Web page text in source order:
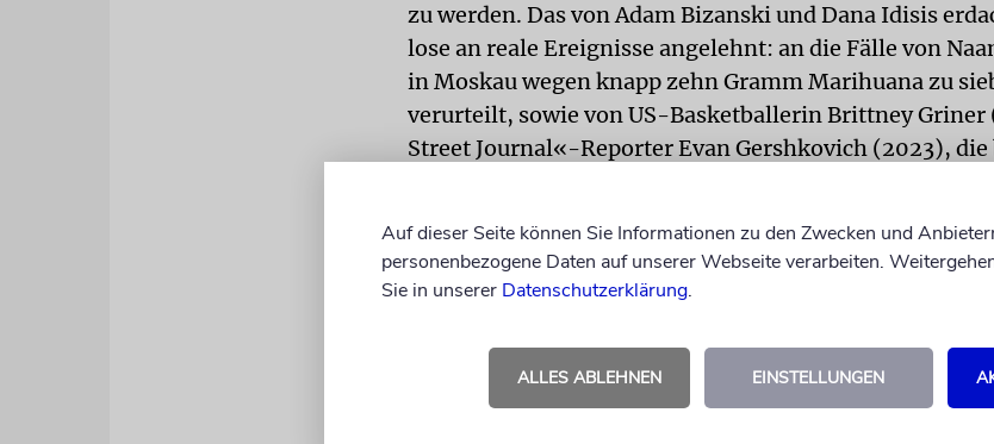
zu werden. Das von Adam Bizanski und Dana Idisis
lose an reale Ereignisse angelehnt: an die Fälle von
in Moskau wegen knapp zehn Gramm Marihuana zu
verurteilt, sowie von US-Basketballerin Brittney Griner
Street Journal«-Reporter Evan Gershkovich (2023), die
»Keshet International« aus Israel hat die Serie
Produziert wurdeUnconditional
Homeland lieferte und in jüngster Zeit unter
(über die Anne-Frank-Helferin Miep Gies) und
Rough
Auf dieser Seite können Sie Informationen zu den Zwecken und
personenbezogene Daten auf unserer Webseite verarbeiten.
Sie in unserer Datenschutzerklärung.
ALLES ABLEHNEN EINSTELLUNGEN